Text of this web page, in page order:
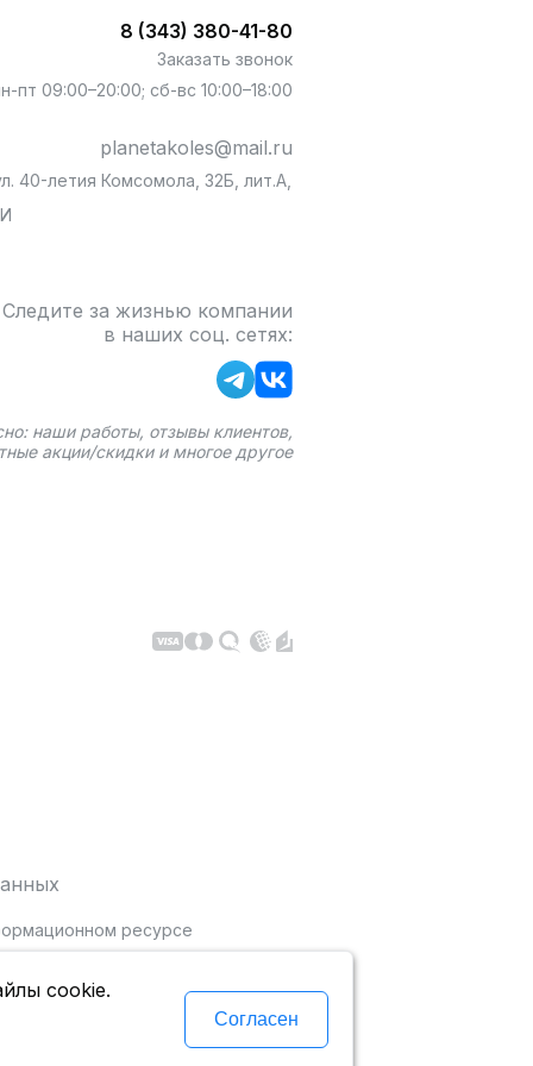
8 (343) 380-41-80
Заказать звонок
пт 09:00–20:00; сб-вс 10:00–18:00
planetakoles@mail.ru
40-летия Комсомола, 32Б, лит.А,
Следите за жизнью компании
в наших соц. сетях:
наши работы, отзывы клиентов,
акции/скидки и многое другое
ресурсе
cookie.
Согласен